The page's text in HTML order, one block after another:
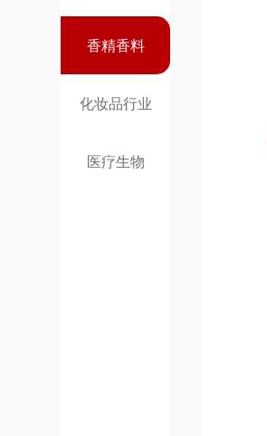
香精香料
化妆品行业
医疗生物